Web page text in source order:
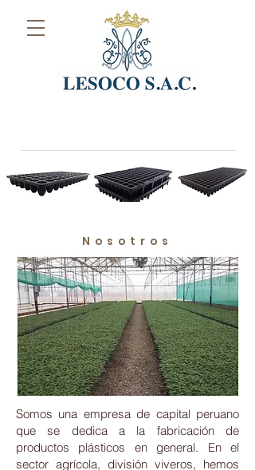
Nosotros
Somos una empresa de capital peruano
que se dedica a la fabricación de
productos plásticos en general. En el
sector agrícola, división viveros, hemos